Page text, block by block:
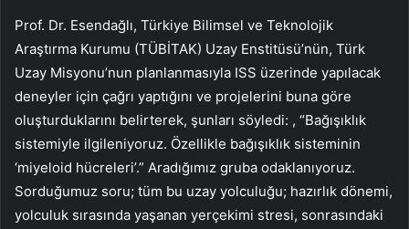
Prof. Dr. Esendağlı, Türkiye Bilimsel ve Teknolojik
Araştırma Kurumu (TÜBİTAK) Uzay Enstitüsü’nün, Türk
Uzay Misyonu’nun planlanmasıyla ISS üzerinde yapılacak
deneyler için çağrı yaptığını ve projelerini buna göre
oluşturduklarını belirterek, şunları söyledi: , “Bağışıklık
sistemiyle ilgileniyoruz. Özellikle bağışıklık sisteminin
‘miyeloid hücreleri’.” Aradığımız gruba odaklanıyoruz.
Sorduğumuz soru; tüm bu uzay yolculuğu; hazırlık dönemi,
yolculuk sırasında yaşanan yerçekimi stresi, sonrasındaki